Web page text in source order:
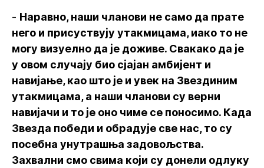
- Наравно, наши чланови не само да прате
него и присуствују утакмицама, иако то не
могу визуелно да је доживе. Свакако да је
у овом случају био сјајан амбијент и
навијање, као што је и увек на Звездиним
утакмицама, а наши чланови су верни
навијачи и то је оно чиме се поносимо. Када
Звезда победи и обрадује све нас, то су
посебна унутрашња задовољства.
Захвални смо свима који су донели одлуку